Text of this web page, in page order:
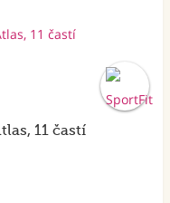
11 častí